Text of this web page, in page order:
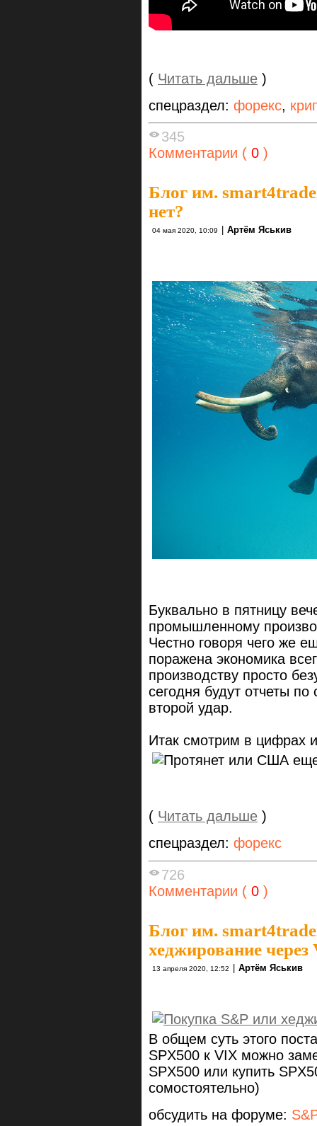
( Читать дальше )
спецраздел: форекс,
345
Комментарии ( 0 )
Блог им.
нет?
04 мая 2020, 10:09 Артём Яськив
Буквально в пятницу
промышленному
Честно говоря чего же
поражена экономика
производству просто
сегодня будут отчеты
второй удар.
Итак смотрим в цифрах
( Читать дальше )
спецраздел: форекс
726
Комментарии ( 0 )
Блог им.
хеджирование
13 апреля 2020, 12:52 | Артём Яськив
В общем суть этого
SPX500 к VIX можно
SPX500 или купить
сомостоятельно)
обсудить на форуме: